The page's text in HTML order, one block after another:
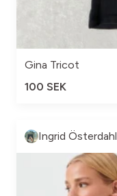
Gina Tricot
100 SEK
Ingrid Österdahl